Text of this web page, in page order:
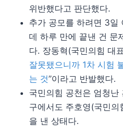
위반했다고 판단했다.
추가 공모를 하려면 3일
데 하루 만에 끝낸 건 문
다. 장동혁(국민의힘 대
잘못됐으니까 1차 시험
는 것”이라고 반발했다.
국민의힘 공천은 엄청난
구에서도 주호영(국민
을 낸 상태다.